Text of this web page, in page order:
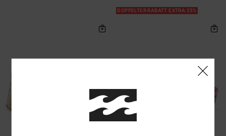
DOPPELTER RABATT EXTRA 25%